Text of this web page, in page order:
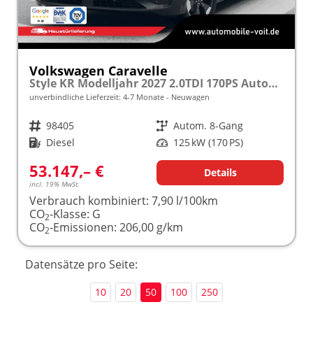
Volkswagen Caravelle
Style KR Modelljahr 2027 2.0TDI 170PS Autom. MATRIX/3Z.KLIMA/SHZ/STHZ/KAMERA/TEMPOMAT/SMARTLINK frei konfigurierbar!
unverbindliche Lieferzeit: 4-7 Monate Neuwagen
Fahrzeugnr. 98405 Getriebe Autom. 8-Gang
Kraftstoff Diesel Leistung 125 kW (170 PS)
53.147,– €
incl. 19% MwSt.
Details
Verbrauch kombiniert: 7,90 l/100km
CO2-Klasse: G
CO2-Emissionen: 206,00 g/km
Datensätze pro Seite:
10 20 50 100 250